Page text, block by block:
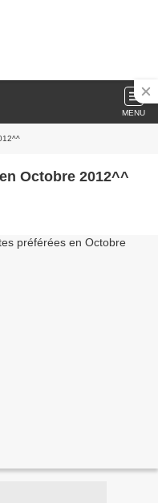
MENU
Octobre 2012^^